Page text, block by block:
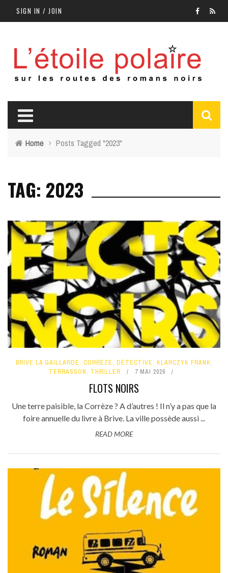
SIGN IN / JOIN
Home › Posts Tagged "2023"
TAG: 2023
BRIVE LA GAILLARDE, CORRÈZE, DÉTECTIVE, KLARCZYK FRANK,
TERRASSON, THRILLER 7 MAI 2026
FLOTS NOIRS
Une terre paisible, la Corrèze ? A d’autres ! Il n’y a pas que la
foire annuelle du livre à Brive. La ville possède aussi ...
READ MORE